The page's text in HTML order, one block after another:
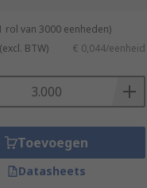
rol van 3000 eenheden)
BTW) € 0,044/eenheid
Toevoegen
Datasheets